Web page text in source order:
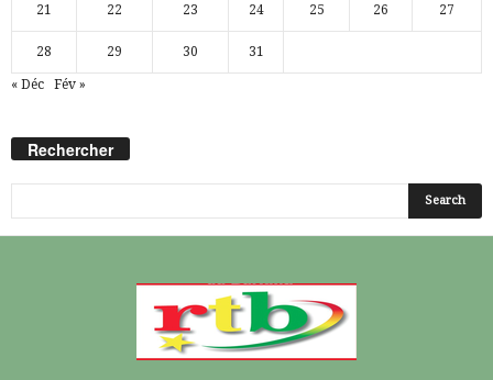
21 22 23 24 25 26 27
28 29 30 31
« Déc Fév »
Rechercher